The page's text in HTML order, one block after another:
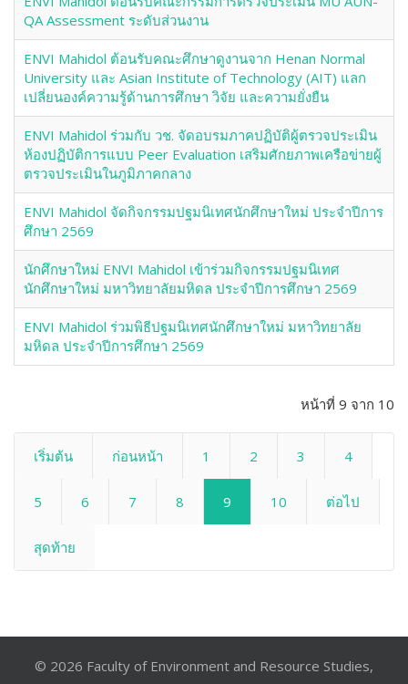
QA Assessment ระดับส่วนงาน
ENVI Mahidol ต้อนรับคณะศึกษาดูงานจาก Henan Normal
University และ Asian Institute of Technology (AIT) แลก
เปลี่ยนองค์ความรู้ด้านการศึกษา วิจัย และความยั่งยืน
ENVI Mahidol ร่วมกับ วช. จัดอบรมภาคปฏิบัติผู้ตรวจประเมิน
ห้องปฏิบัติการแบบ Peer Evaluation เสริมศักยภาพเครือข่ายผู้
ตรวจประเมินในภูมิภาคกลาง
ENVI Mahidol จัดกิจกรรมปฐมนิเทศนักศึกษาใหม่ ประจำปีการ
ศึกษา 2569
นักศึกษาใหม่ ENVI Mahidol เข้าร่วมกิจกรรมปฐมนิเทศ
นักศึกษาใหม่ มหาวิทยาลัยมหิดล ประจำปีการศึกษา 2569
ENVI Mahidol ร่วมพิธีปฐมนิเทศนักศึกษาใหม่ มหาวิทยาลัย
มหิดล ประจำปีการศึกษา 2569
หน้าที่ 9 จาก 10
เริ่มต้น ก่อนหน้า 1 2 3 4
5 6 7 8 9 10 ต่อไป
สุดท้าย
© 2026 Faculty of Environment and Resource Studies,